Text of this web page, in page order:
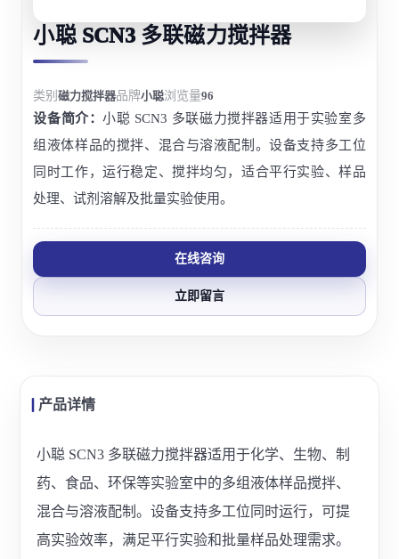
小聪 SCN3 多联磁力搅拌器
类别磁力搅拌器品牌小聪浏览量96
设备简介：小聪 SCN3 多联磁力搅拌器适用于实验室多
组液体样品的搅拌、混合与溶液配制。设备支持多工位
同时工作，运行稳定、搅拌均匀，适合平行实验、样品
处理、试剂溶解及批量实验使用。
在线咨询
立即留言
产品详情
小聪 SCN3 多联磁力搅拌器适用于化学、生物、制
药、食品、环保等实验室中的多组液体样品搅拌、
混合与溶液配制。设备支持多工位同时运行，可提
高实验效率，满足平行实验和批量样品处理需求。